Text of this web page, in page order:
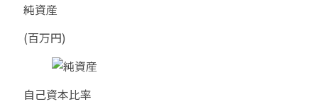
純資産
(百万円)
自己資本比率